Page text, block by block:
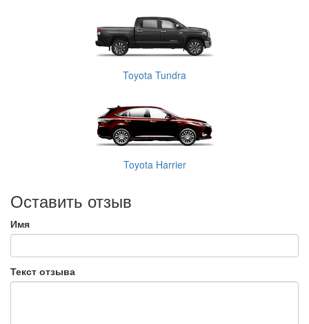
Toyota Tundra
Toyota Harrier
Оставить отзыв
Имя
Текст отзыва